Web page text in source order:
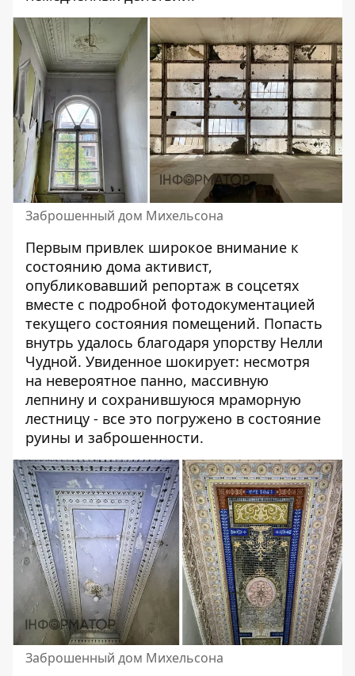
Заброшенный дом Михельсона
Первым привлек широкое внимание к
состоянию дома активист,
опубликовавший репортаж в соцсетях
вместе с подробной фотодокументацией
текущего состояния помещений. Попасть
внутрь удалось благодаря упорству Нелли
Чудной. Увиденное шокирует: несмотря
на невероятное панно, массивную
лепнину и сохранившуюся мраморную
лестницу - все это погружено в состояние
руины и заброшенности.
Заброшенный дом Михельсона